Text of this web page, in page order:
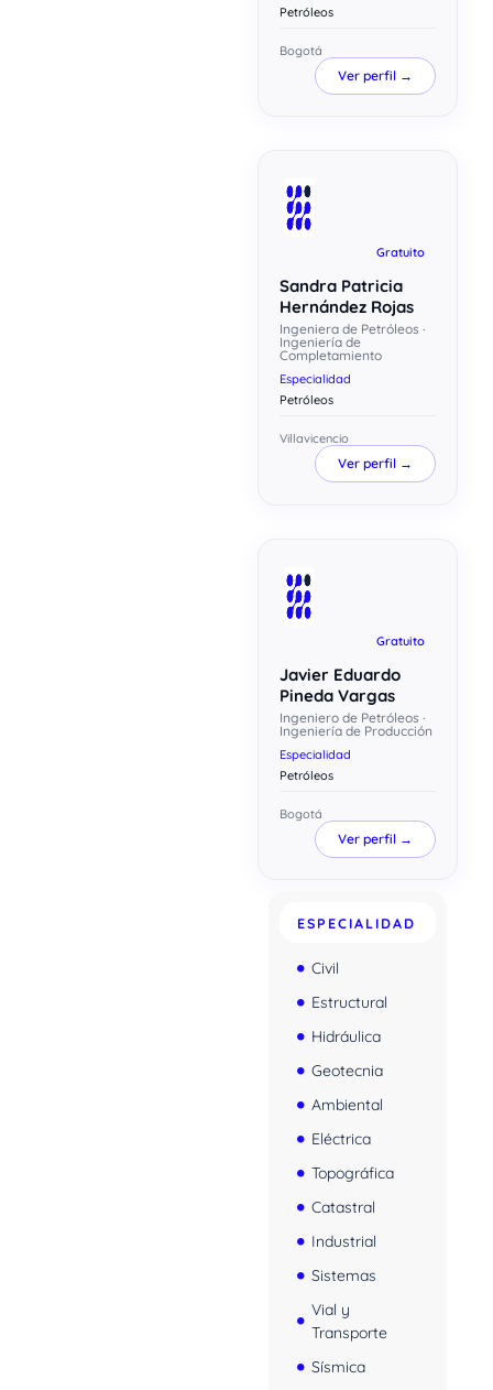
Petróleos
Bogotá
Ver perfil →
Gratuito
Sandra Patricia
Hernández Rojas
Ingeniera de Petróleos ·
Ingeniería de
Completamiento
Especialidad
Petróleos
Villavicencio
Ver perfil →
Gratuito
Javier Eduardo
Pineda Vargas
Ingeniero de Petróleos ·
Ingeniería de Producción
Especialidad
Petróleos
Bogotá
Ver perfil →
ESPECIALIDAD
Civil
Estructural
Hidráulica
Geotecnia
Ambiental
Eléctrica
Topográfica
Catastral
Industrial
Sistemas
Vial y
Transporte
Sísmica